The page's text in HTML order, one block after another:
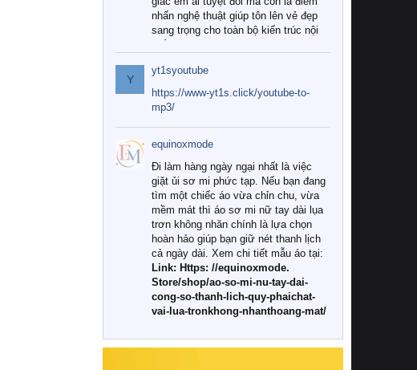
nhấn nghệ thuật giúp tôn lên vẻ đẹp
sang trọng cho toàn bộ kiến trúc nội
Tuy nhiên, giữa thị trường đa dạng
với vô vàn thương hiệu và mẫu mã
như hiện nay, làm thế nào để chọn
được những bộ chăn ga gối đệm cao
cấp thực sự chất lượng, phù hợp với
khí hậu và nhu cầu sử dụng của gia
đình? Hãy cùng chúng tôi đi tìm lời
giải đáp chi tiết qua bài viết dưới đây.
1. Tại sao các gia đình hiện đại lại ưa
chuộng chăn ga gối đệm cao cấp?
Khác với các dòng sản phẩm thông
thường, những bộ chăn ga gối đệm
cao cấp trải qua quy trình sản xuất
nghiêm ngặt từ khâu chọn lọc nguyên
liệu tự nhiên đến công nghệ dệt
nhuộm hiện đại không chứa hóa chất
này, bạn sẽ cảm nhận rõ rệt sự khác
Y
yt1syoutube
https://www-yt1s.click/youtube-to-
mp3/
equinoxmode
Đi làm hàng ngày ngại nhất là việc
giặt ủi sơ mi phức tạp. Nếu bạn đang
tìm một chiếc áo vừa chỉn chu, vừa
mềm mát thì áo sơ mi nữ tay dài lụa
trơn không nhăn chính là lựa chọn
hoàn hảo giúp bạn giữ nét thanh lịch
cả ngày dài. Xem chi tiết mẫu áo tại:
Link: Https: //equinoxmode.
Store/shop/ao-so-mi-nu-tay-dai-
cong-so-thanh-lich-quy-phaichat-
vai-lua-tronkhong-nhanthoang-mat/